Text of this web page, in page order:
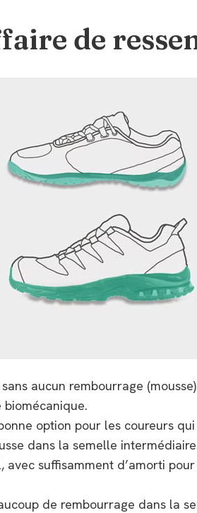
de
aucun rembourrage
option pour les coureurs
dans la semelle
avec suffisamment d’amorti
de rembourrage dans la